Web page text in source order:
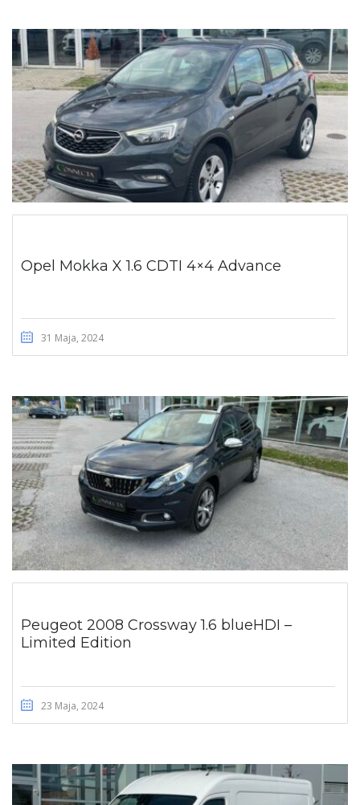
Opel Mokka X 1.6 CDTI 4×4 Advance
31 Maja, 2024
Peugeot 2008 Crossway 1.6 blueHDI –
Limited Edition
23 Maja, 2024